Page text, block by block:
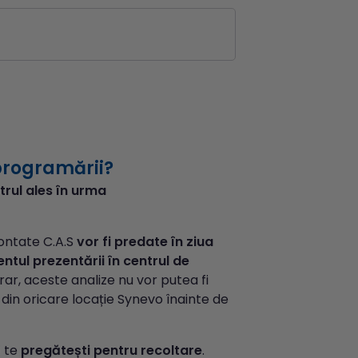
ales în urma
C.A.S vor fi predate în ziua
prezentării în centrul de
aceste analize nu vor putea fi
oricare locație Synevo înainte de
te pregătești pentru recoltare.